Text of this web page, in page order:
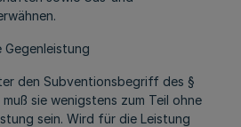
Gegenleistung
den Subventionsbegriff des §
sie wenigstens zum Teil ohne
sein. Wird für die Leistung